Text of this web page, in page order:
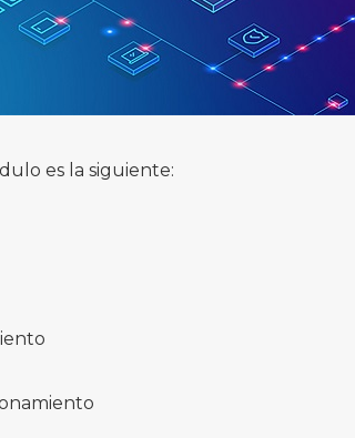
es la siguiente: